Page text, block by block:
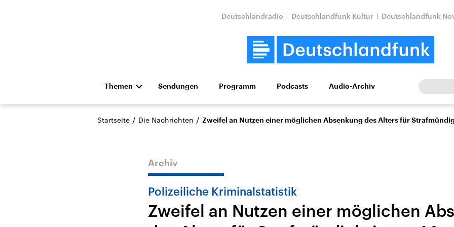
Deutschlandradio Deutschlandfunk Kultur Deutschlandfunk
Themen
Die Nachrichten Politik Wirtschaft Wissen Kultur Europa
Hörspiel und Feature Musik
Nahostkonflikt
Iran
Faktenchecks
Sendungen Programm Podcasts Audio-Archiv
Startseite / Die Nachrichten / Zweifel an Nutzen einer möglichen Absenkung des Alters für
Archiv
Polizeiliche Kriminalstatistik
Zweifel an Nutzen einer möglichen